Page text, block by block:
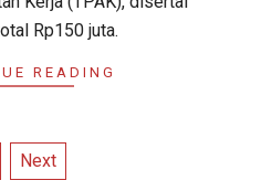
Rp150 juta.
READING
Next